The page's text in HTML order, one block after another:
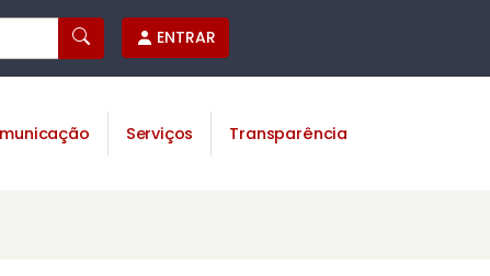
ENTRAR
Serviços Transparência